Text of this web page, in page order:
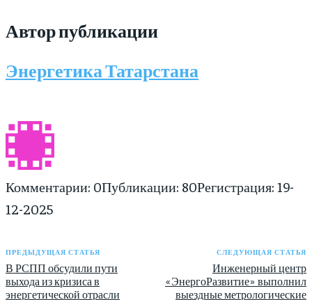
Автор публикации
Энергетика Татарстана
Комментарии: 0Публикации: 80Регистрация: 19-
12-2025
ПРЕДЫДУЩАЯ СТАТЬЯ
В РСПП обсудили пути
выхода из кризиса в
энергетической отрасли
СЛЕДУЮЩАЯ СТАТЬЯ
Инженерный центр
«ЭнергоРазвитие» выполнил
выездные метрологические